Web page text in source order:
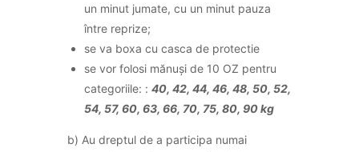
un minut jumate, cu un minut pauza
între reprize;
se va boxa cu casca de protectie
se vor folosi mănuși de 10 OZ pentru
categoriile: : 40, 42, 44, 46, 48, 50, 52,
54, 57, 60, 63, 66, 70, 75, 80, 90 kg
b) Au dreptul de a participa numai